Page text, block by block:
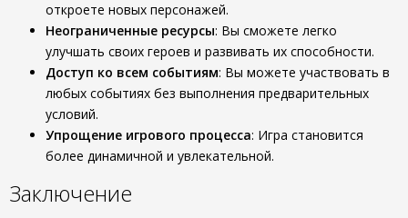
откроете новых персонажей.
Неограниченные ресурсы: Вы сможете легко
улучшать своих героев и развивать их способности.
Доступ ко всем событиям: Вы можете участвовать в
любых событиях без выполнения предварительных
условий.
Упрощение игрового процесса: Игра становится
более динамичной и увлекательной.
Заключение